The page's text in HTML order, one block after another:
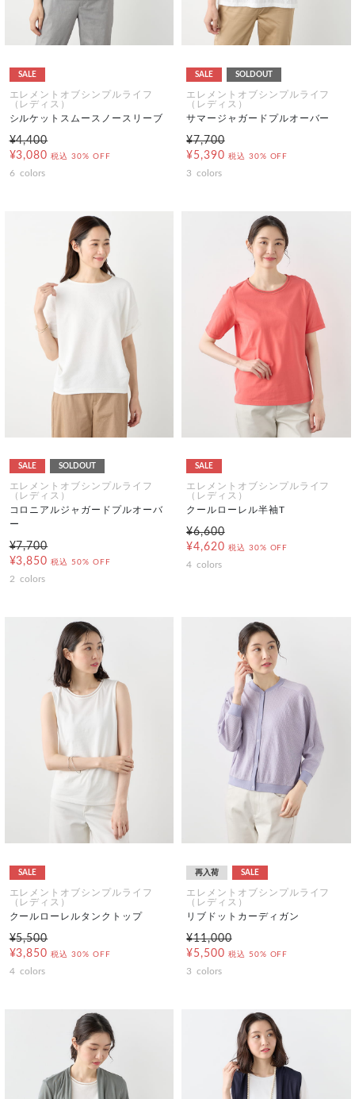
SALE
エレメントオブシンプルライフ
（レディス）
シルケットスムースノースリーブ
¥4,400
¥3,080 税込 30% OFF
6 colors
SALE SOLDOUT
エレメントオブシンプルライフ
（レディス）
サマージャガードプルオーバー
¥7,700
¥5,390 税込 30% OFF
3 colors
SALE SOLDOUT
エレメントオブシンプルライフ
（レディス）
コロニアルジャガードプルオーバ
ー
¥7,700
¥3,850 税込 50% OFF
2 colors
SALE
エレメントオブシンプルライフ
（レディス）
クールローレル半袖T
¥6,600
¥4,620 税込 30% OFF
4 colors
SALE
エレメントオブシンプルライフ
（レディス）
クールローレルタンクトップ
¥5,500
¥3,850 税込 30% OFF
4 colors
再入荷 SALE
エレメントオブシンプルライフ
（レディス）
リブドットカーディガン
¥11,000
¥5,500 税込 50% OFF
3 colors